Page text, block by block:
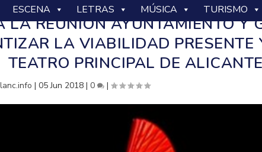
ESCENA LETRAS MÚSICA TURISMO
LA REUNIÓN AYUNTAMIENTO Y
LA VIABILIDAD PRESENTE
TEATRO PRINCIPAL DE ALICANTE
|05 Jun 2018 |0 |